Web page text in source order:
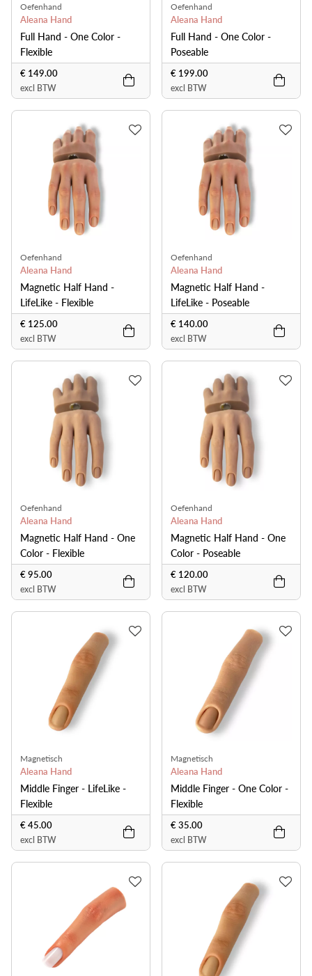
Oefenhand
Aleana Hand
Full Hand - One Color -
Flexible
€ 149.00
excl BTW
Oefenhand
Aleana Hand
Full Hand - One Color -
Poseable
€ 199.00
excl BTW
Oefenhand
Aleana Hand
Magnetic Half Hand -
LifeLike - Flexible
€ 125.00
excl BTW
Oefenhand
Aleana Hand
Magnetic Half Hand -
LifeLike - Poseable
€ 140.00
excl BTW
Oefenhand
Aleana Hand
Magnetic Half Hand - One
Color - Flexible
€ 95.00
excl BTW
Oefenhand
Aleana Hand
Magnetic Half Hand - One
Color - Poseable
€ 120.00
excl BTW
Magnetisch
Aleana Hand
Middle Finger - LifeLike -
Flexible
€ 45.00
excl BTW
Magnetisch
Aleana Hand
Middle Finger - One Color -
Flexible
€ 35.00
excl BTW